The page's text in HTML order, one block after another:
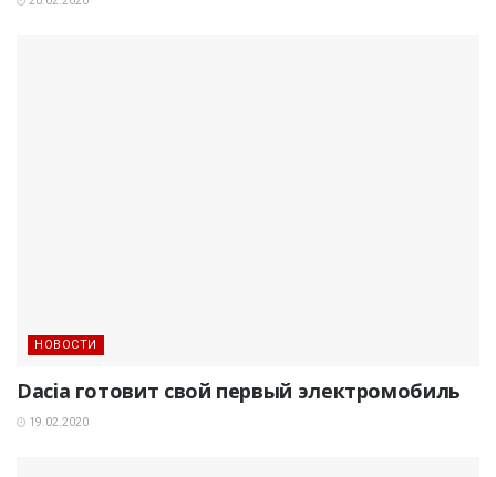
НОВОСТИ
Dacia готовит свой первый электромобиль
19.02.2020